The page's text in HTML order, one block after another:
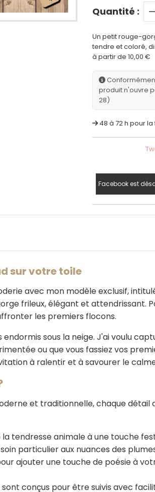
Quantité :
Un petit rouge-
tendre et coloré,
à partir de 10,00 €
produit n'ouvre
28)
48 à 72 h pour
Facebook est
sur votre toile
avec mon modèle exclusif,
frileux, élégant et attendrissant.
les premiers flocons.
sous la neige. J'ai voulu
ou que vous fassiez vos
à ralentir et à savourer le
et traditionnelle, chaque
la tendresse animale à une touche
particulier aux nuances des
ajouter une touche de poésie à
conçus pour être suivis avec